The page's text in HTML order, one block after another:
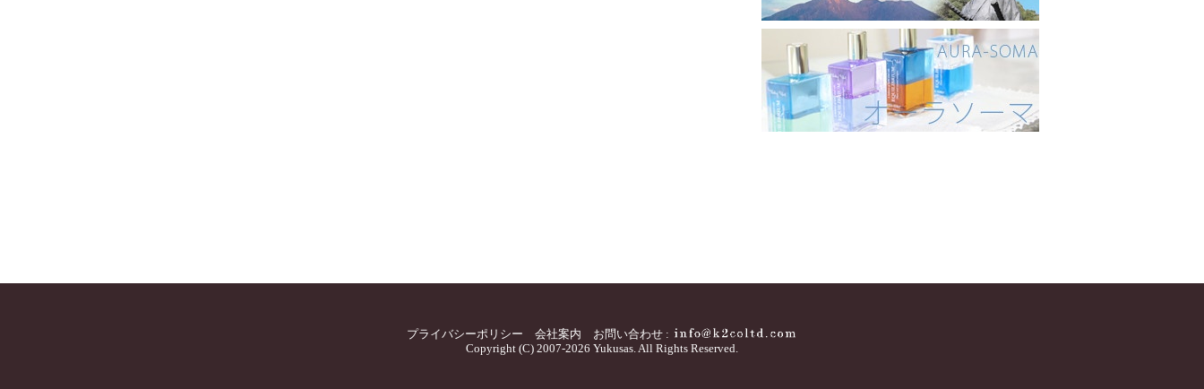
プライバシーポリシー 会社案内
お問い合わせ :
Copyright (C) 2007-2026 Yukusas. All Rights Reserved.